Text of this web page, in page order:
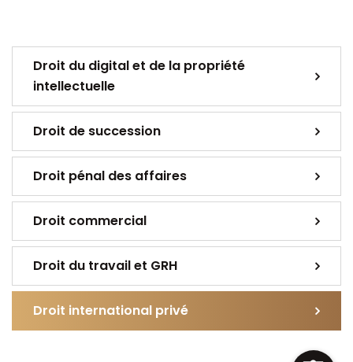
Droit du digital et de la propriété
intellectuelle
Droit de succession
Droit pénal des affaires
Droit commercial
Droit du travail et GRH
Droit international privé